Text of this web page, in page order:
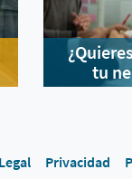
tu
Privacidad